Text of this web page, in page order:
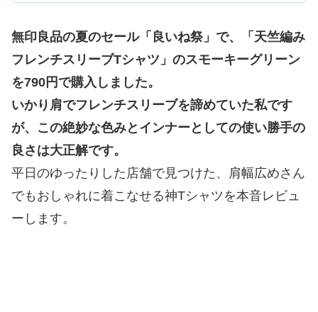
無印良品の夏のセール「良いね祭」で、「天竺編み
フレンチスリーブTシャツ」のスモーキーグリーン
を790円で購入しました。
いかり肩でフレンチスリーブを諦めていた私です
が、この絶妙な色みとインナーとしての使い勝手の
良さは大正解です。
平日のゆったりした店舗で見つけた、肩幅広めさん
でもおしゃれに着こなせる神Tシャツを本音レビュ
ーします。